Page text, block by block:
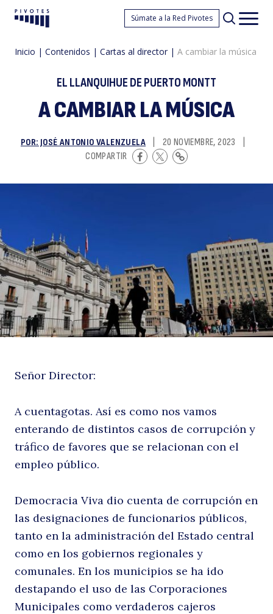
A
la
Pivotes Súmate a la Red Pivotes
Inicio | Contenidos | Cartas al director | A cambiar la música
EL LLANQUIHUE DE PUERTO MONTT
A CAMBIAR LA MÚSICA
POR: JOSÉ ANTONIO VALENZUELA 20 NOVIEMBRE, 2023
COMPARTIR
Señor Director:
A cuentagotas. Así es como nos vamos
enterando de distintos casos de corrupción y
tráfico de favores que se relacionan con el
empleo público.
Democracia Viva dio cuenta de corrupción en
las designaciones de funcionarios públicos,
tanto en la administración del Estado central
como en los gobiernos regionales y
comunales. En los municipios se ha ido
destapando el uso de las Corporaciones
Municipales como verdaderos cajeros